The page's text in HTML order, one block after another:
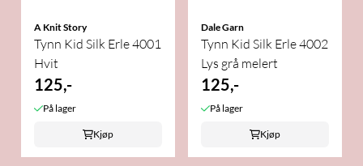
A Knit Story
Tynn Kid Silk Erle 4001
Hvit
125,-
På lager
Kjøp
Dale Garn
Tynn Kid Silk Erle 4002
Lys grå melert
125,-
På lager
Kjøp